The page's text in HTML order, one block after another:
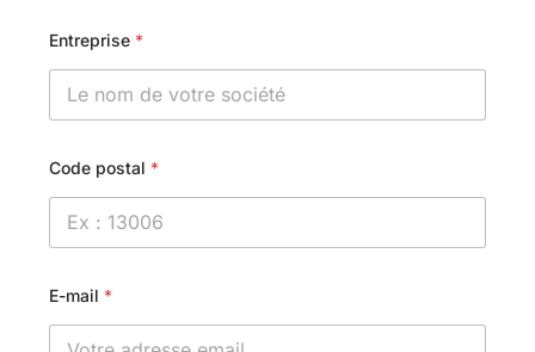
Entreprise *
Code postal *
E-mail *